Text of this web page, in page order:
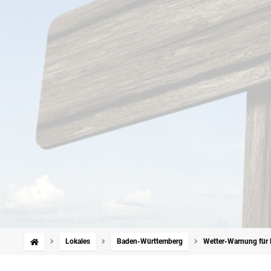
Lokales Baden-Württemberg Wetter-Warnung für